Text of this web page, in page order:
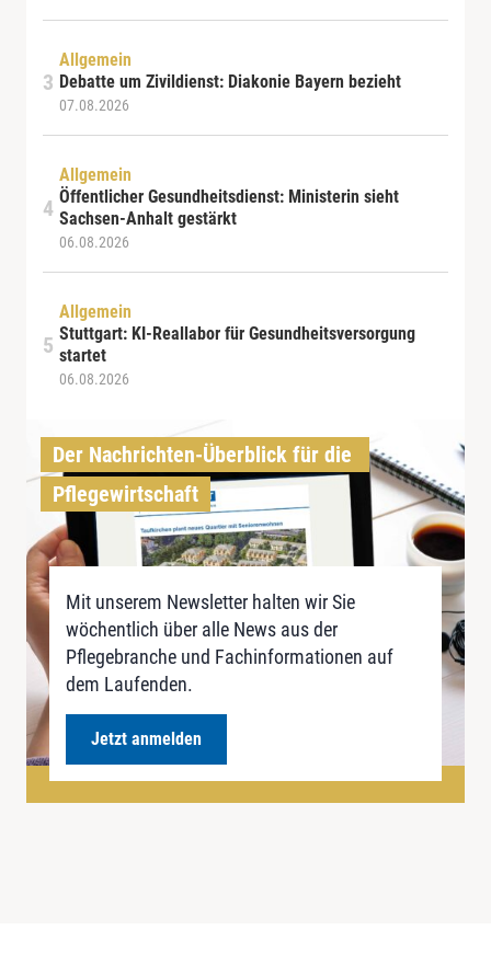
Allgemein
Debatte um Zivildienst: Diakonie Bayern bezieht
07.08.2026
Allgemein
Öffentlicher Gesundheitsdienst: Ministerin sieht
Sachsen-Anhalt gestärkt
06.08.2026
Allgemein
Stuttgart: KI-Reallabor für Gesundheitsversorgung
startet
06.08.2026
Der Nachrichten-Überblick für die
Pflegewirtschaft
Mit unserem Newsletter halten wir Sie
wöchentlich über alle News aus der
Pflegebranche und Fachinformationen auf
dem Laufenden.
Jetzt anmelden